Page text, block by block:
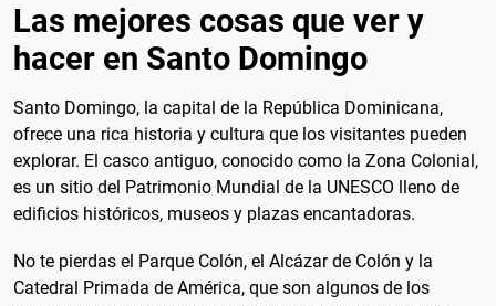
Las mejores cosas que ver y
hacer en Santo Domingo
Santo Domingo, la capital de la República Dominicana,
ofrece una rica historia y cultura que los visitantes pueden
explorar. El casco antiguo, conocido como la Zona Colonial,
es un sitio del Patrimonio Mundial de la UNESCO lleno de
edificios históricos, museos y plazas encantadoras.
No te pierdas el Parque Colón, el Alcázar de Colón y la
Catedral Primada de América, que son algunos de los